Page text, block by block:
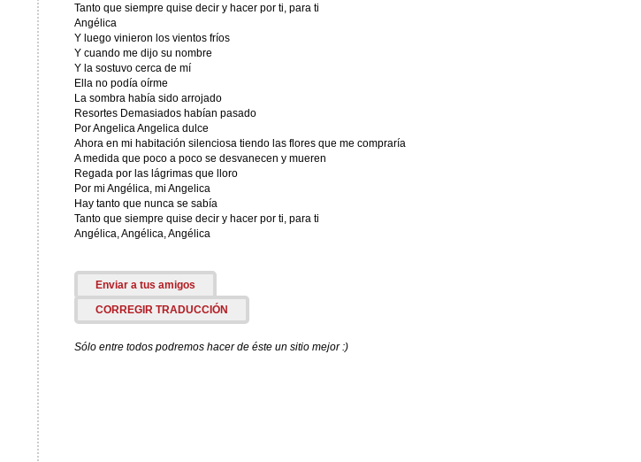
Tanto que siempre quise decir y hacer por ti, para ti
Angélica
Y luego vinieron los vientos fríos
Y cuando me dijo su nombre
Y la sostuvo cerca de mí
Ella no podía oírme
La sombra había sido arrojado
Resortes Demasiados habían pasado
Por Angelica Angelica dulce
Ahora en mi habitación silenciosa tiendo las flores que me compraría
A medida que poco a poco se desvanecen y mueren
Regada por las lágrimas que lloro
Por mi Angélica, mi Angelica
Hay tanto que nunca se sabía
Tanto que siempre quise decir y hacer por ti, para ti
Angélica, Angélica, Angélica
Enviar a tus amigos
CORREGIR TRADUCCIÓN
Sólo entre todos podremos hacer de éste un sitio mejor :)